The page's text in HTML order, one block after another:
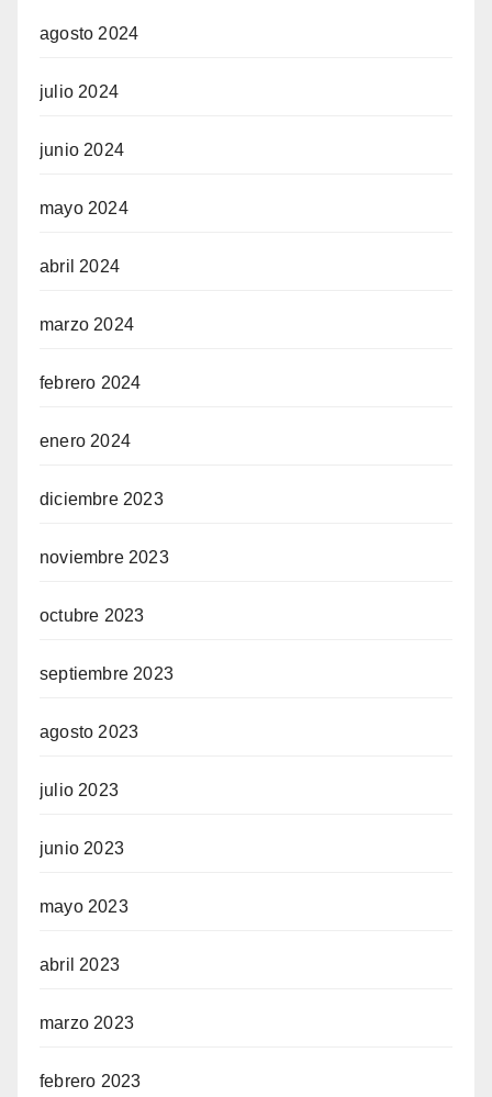
agosto 2024
julio 2024
junio 2024
mayo 2024
abril 2024
marzo 2024
febrero 2024
enero 2024
diciembre 2023
noviembre 2023
octubre 2023
septiembre 2023
agosto 2023
julio 2023
junio 2023
mayo 2023
abril 2023
marzo 2023
febrero 2023